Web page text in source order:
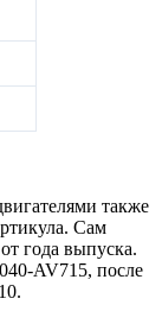
также
Сам
года выпуска.
AV715, после